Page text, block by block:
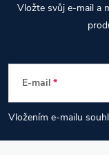
p
a
t
Vložte svůj e-mail a
E-mail
Vložením e-mailu